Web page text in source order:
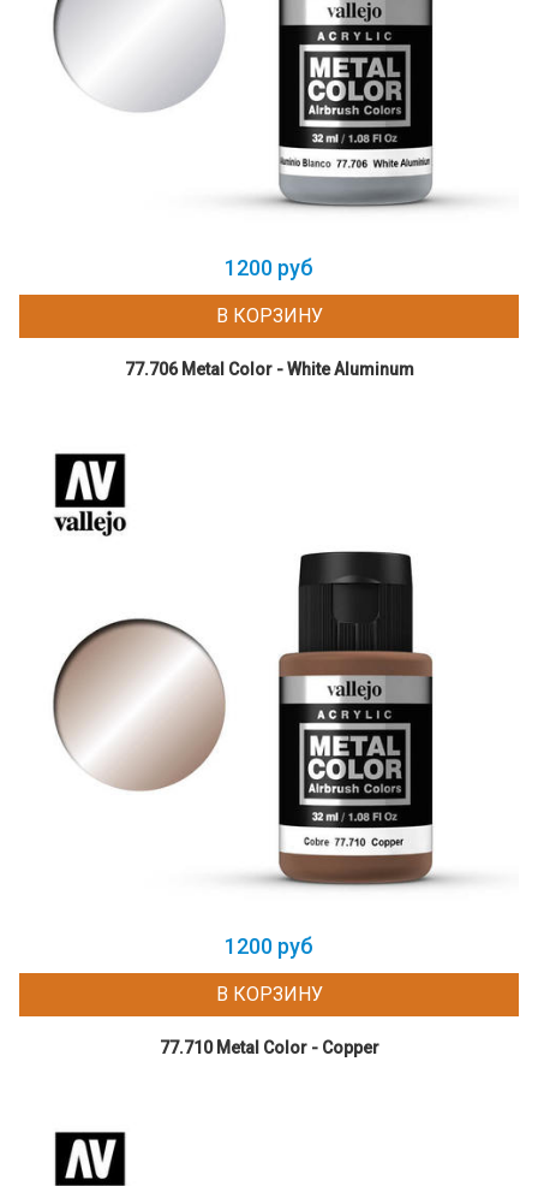
1200 руб
В КОРЗИНУ
77.706 Metal Color - White Aluminum
1200 руб
В КОРЗИНУ
77.710 Metal Color - Copper